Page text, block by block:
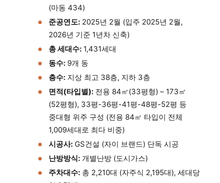
(마동 434)
준공연도: 2025년 2월 (입주 2025년 2월,
2026년 기준 1년차 신축)
총 세대수: 1,431세대
동수: 9개 동
층수: 지상 최고 38층, 지하 3층
면적(타입별): 전용 84㎡(33평형) – 173㎡
(52평형), 33평-36평-41평-48평-52평 등
중대형 위주 구성 (전용 84㎡ 타입이 전체
1,009세대로 최다 비중)
시공사: GS건설 (자이 브랜드) 단독 시공
난방방식: 개별난방 (도시가스)
주차대수: 총 2,210대 (자주식 2,195대), 세대당